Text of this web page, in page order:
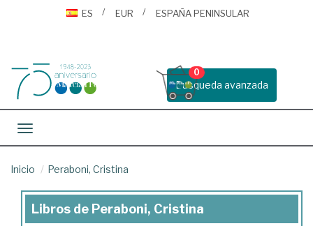
ES
EUR ESPAÑA PENINSULAR
Busqueda avanzada
0
Toggle navigation
Inicio Peraboni, Cristina
Libros
Libros de Peraboni, Cristina